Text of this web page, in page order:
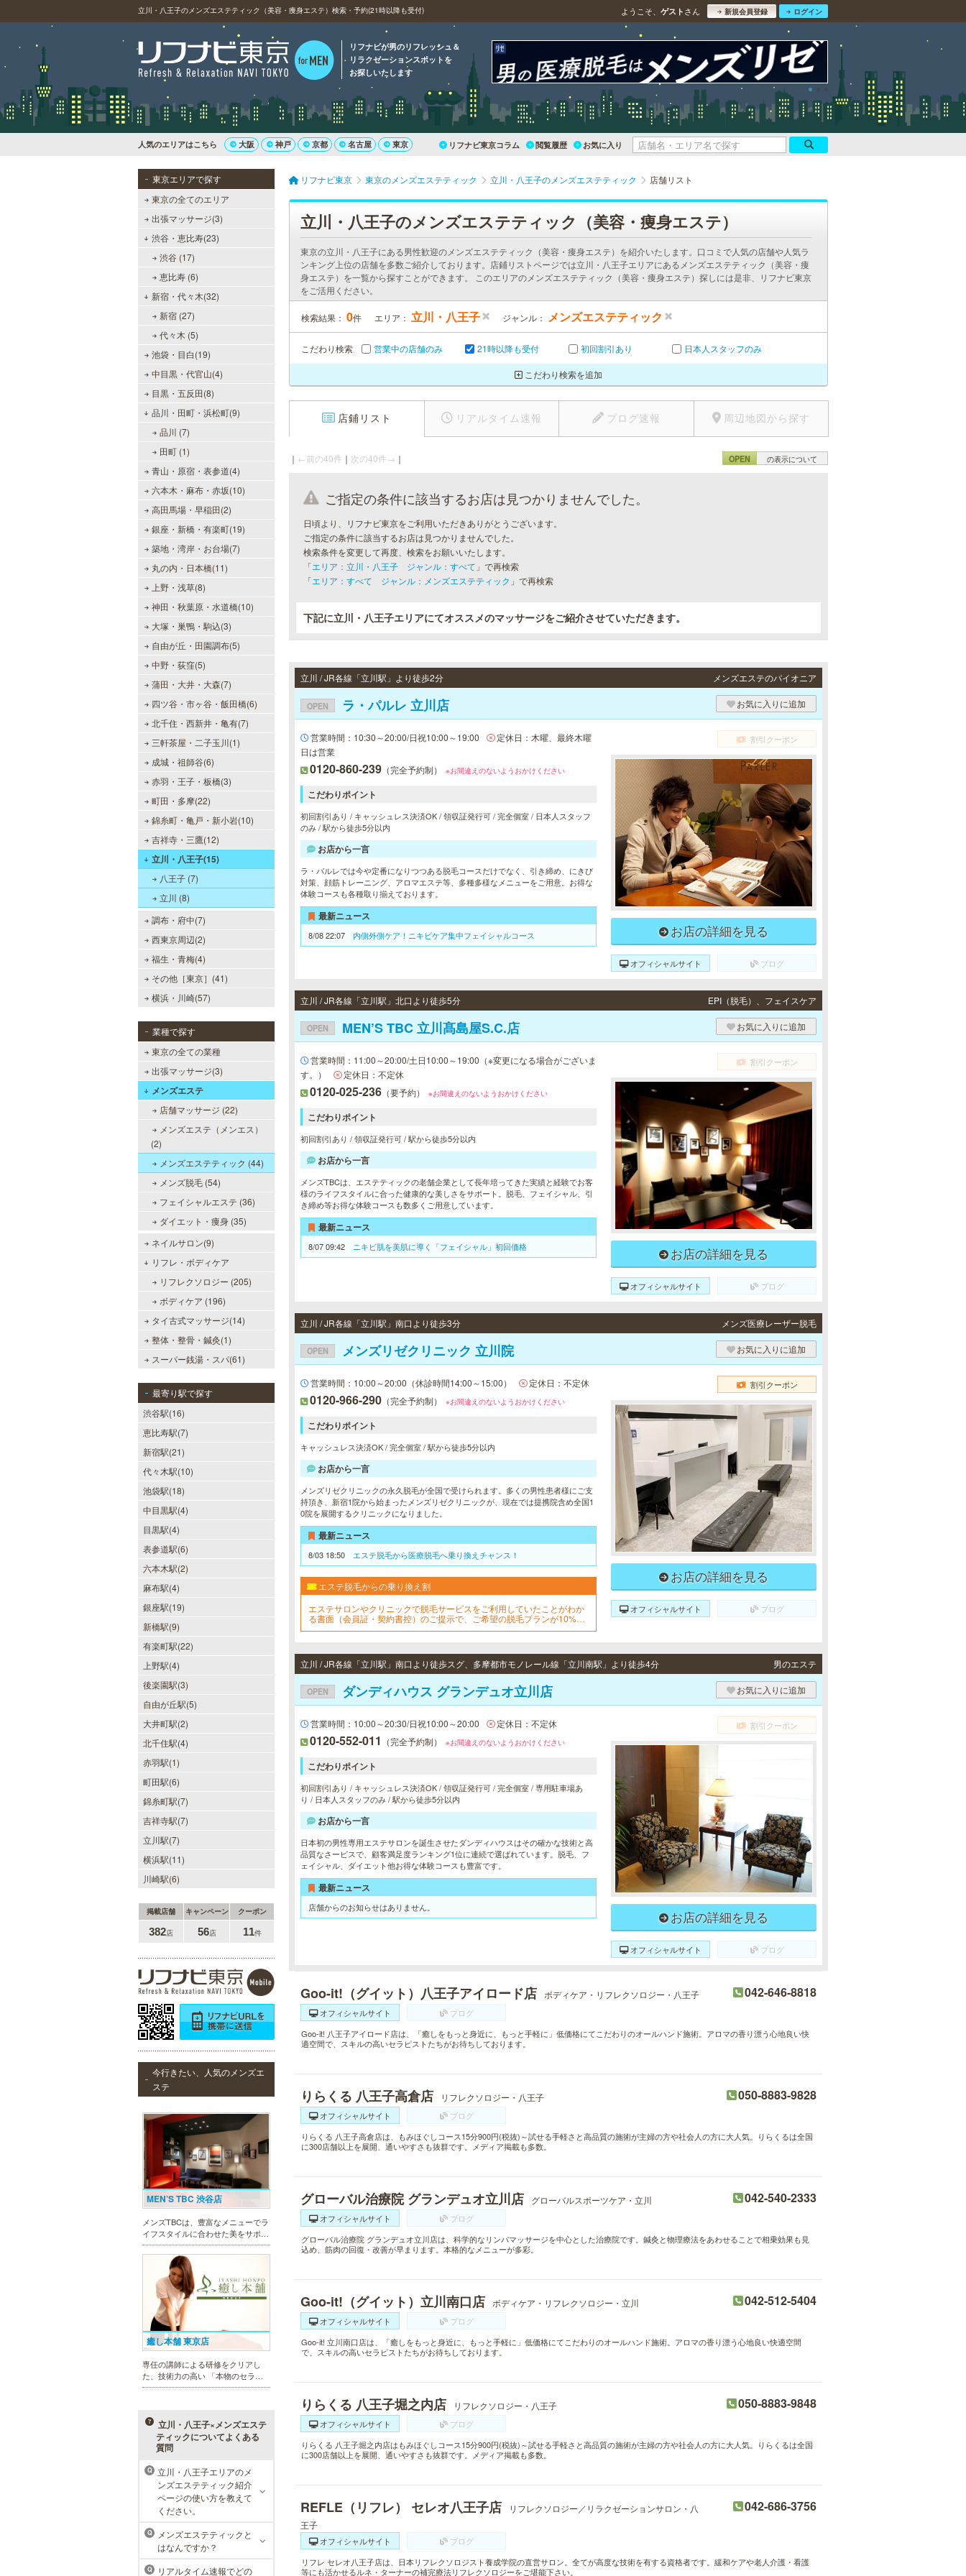
立川・八王子のメンズエステティック（美容・痩身エステ）検索・予約(21時以降も受付) ようこそ、 ゲスト さん 新規会員登録 ログイン
リフナビが男のリフレッシュ＆
リラクゼーションスポットを
お探しいたします
人気のエリアはこちら 大阪 神戸 京都 名古屋 東京 リフナビ東京コラム 閲覧履歴 お気に入り
東京エリアで探す
東京の全てのエリア
出張マッサージ(3)
渋谷・恵比寿(23)
渋谷 (17)
恵比寿 (6)
新宿・代々木(32)
新宿 (27)
代々木 (5)
池袋・目白(19)
中目黒・代官山(4)
目黒・五反田(8)
品川・田町・浜松町(9)
品川 (7)
田町 (1)
青山・原宿・表参道(4)
六本木・麻布・赤坂(10)
高田馬場・早稲田(2)
銀座・新橋・有楽町(19)
築地・湾岸・お台場(7)
丸の内・日本橋(11)
上野・浅草(8)
神田・秋葉原・水道橋(10)
大塚・巣鴨・駒込(3)
自由が丘・田園調布(5)
中野・荻窪(5)
蒲田・大井・大森(7)
四ツ谷・市ヶ谷・飯田橋(6)
北千住・西新井・亀有(7)
三軒茶屋・二子玉川(1)
成城・祖師谷(6)
赤羽・王子・板橋(3)
町田・多摩(22)
錦糸町・亀戸・新小岩(10)
吉祥寺・三鷹(12)
立川・八王子(15)
八王子 (7)
立川 (8)
調布・府中(7)
西東京周辺(2)
福生・青梅(4)
その他［東京］(41)
横浜・川崎(57)
業種で探す
東京の全ての業種
出張マッサージ(3)
メンズエステ
店舗マッサージ (22)
メンズエステ（メンエス）
(2)
メンズエステティック (44)
メンズ脱毛 (54)
フェイシャルエステ (36)
ダイエット・痩身 (35)
ネイルサロン(9)
リフレ・ボディケア
リフレクソロジー (205)
ボディケア (196)
タイ古式マッサージ(14)
整体・整骨・鍼灸(1)
スーパー銭湯・スパ(61)
最寄り駅で探す
渋谷駅(16)
恵比寿駅(7)
新宿駅(21)
代々木駅(10)
池袋駅(18)
中目黒駅(4)
目黒駅(4)
表参道駅(6)
六本木駅(2)
麻布駅(4)
銀座駅(19)
新橋駅(9)
有楽町駅(22)
上野駅(4)
後楽園駅(3)
自由が丘駅(5)
大井町駅(2)
北千住駅(4)
赤羽駅(1)
町田駅(6)
錦糸町駅(7)
吉祥寺駅(7)
立川駅(7)
横浜駅(11)
川崎駅(6)
掲載店舗 キャンペーン クーポン
382店 56店 11件
今行きたい、人気のメンズエ
ステ
MEN’S TBC 渋谷店
メンズTBCは、豊富なメニューでラ
イフスタイルに合わせた美をサポー
トします。今男性にも人気の脱毛、
フェイシャルケア、引き締め他、各
種お得な体験コースもご用意。老舗
ならではの技術と実績が人気のひみ
つです。
癒し本舗 東京店
専任の講師による研修をクリアし
た、技術力の高い 「本物のセラピ
スト」 のみ在籍しております。是
ラ・パルレ 池袋本店
ラ・パルレはそれぞれの男性のライ
フスタイルに合った豊富なメニュー
で、男性の美をサポート。第一印象
UPに貢献致します。脱毛や引き締
め、フェイシャル等、初めての方で
も安心の体験コースも多数ご用意。
立川・八王子×メンズエステ
ティックについてよくある
質問
Q
立川・八王子エリアのメ
ンズエステティック紹介
ページの使い方を教えて
ください。
Q
メンズエステティックと
はなんですか？
Q リアルタイム速報でどの
リフナビ東京 東京のメンズエステティック 立川・八王子のメンズエステティック 店舗リスト
立川・八王子のメンズエステティック（美容・痩身エステ）
東京の立川・八王子にある男性歓迎のメンズエステティック（美容・痩身エステ）を紹介いたします。口コミで人気の店舗や人気ラ
ンキング上位の店舗を多数ご紹介しております。店鋪リストページでは立川・八王子エリアにあるメンズエステティック（美容・痩
身エステ）を一覧から探すことができます。 このエリアのメンズエステティック（美容・痩身エステ）探しには是非、リフナビ東京
をご活用ください。
検索結果： 0件 エリア： 立川・八王子 ジャンル： メンズエステティック
こだわり検索 営業中の店舗のみ 21時以降も受付 初回割引あり 日本人スタッフのみ
こだわり検索を追加
店鋪リスト リアルタイム速報 ブログ速報 周辺地図から探す
｜ ←前の40件 ｜ 次の40件→ ｜ OPEN の表示について
ご指定の条件に該当するお店は見つかりませんでした。
日頃より、リフナビ東京をご利用いただきありがとうございます。
ご指定の条件に該当するお店は見つかりませんでした。
検索条件を変更して再度、検索をお願いいたします。
「エリア：立川・八王子 ジャンル：すべて 」で再検索
「エリア：すべて ジャンル：メンズエステティック 」で再検索
下記に立川・八王子エリアにてオススメのマッサージをご紹介させていただきます。
立川 / JR各線「立川駅」より徒歩2分 メンズエステのパイオニア
OPEN ラ・パルレ 立川店 お気に入りに追加
営業時間：10:30～20:00/日祝10:00～19:00
定休日：木曜、最終木曜
日は営業
0120-860-239 （完全予約制） ※お間違えのないようおかけください
こだわりポイント
初回割引あり / キャッシュレス決済OK / 領収証発行可 / 完全個室 / 日本人スタッフ
のみ / 駅から徒歩5分以内
お店から一言
ラ・パルレでは今や定番になりつつある脱毛コースだけでなく、引き締め、にきび
対策、顔筋トレーニング、アロマエステ等、多種多様なメニューをご用意。お得な
体験コースも各種取り揃えております。
最新ニュース
8/08 22:07 内側外側ケア！ニキビケア集中フェイシャルコース
割引クーポン
お店の詳細を見る
オフィシャルサイト ブログ
立川 / JR各線「立川駅」北口より徒歩5分 EPI（脱毛）、フェイスケア
OPEN MEN’S TBC 立川髙島屋S.C.店 お気に入りに追加
営業時間：11:00～20:00/土日10:00～19:00（※変更になる場合がございま
す。）
定休日：不定休
0120-025-236 （要予約） ※お間違えのないようおかけください
こだわりポイント
初回割引あり / 領収証発行可 / 駅から徒歩5分以内
お店から一言
メンズTBCは、エステティックの老舗企業として長年培ってきた実績と経験でお客
様のライフスタイルに合った健康的な美しさをサポート。脱毛、フェイシャル、引
き締め等お得な体験コースも数多くご用意しています。
最新ニュース
8/07 09:42 ニキビ肌を美肌に導く「フェイシャル」初回価格
割引クーポン
お店の詳細を見る
オフィシャルサイト ブログ
立川 / JR各線「立川駅」南口より徒歩3分 メンズ医療レーザー脱毛
OPEN メンズリゼクリニック 立川院 お気に入りに追加
営業時間：10:00～20:00（休診時間14:00～15:00） 定休日：不定休
0120-966-290 （完全予約制） ※お間違えのないようおかけください
こだわりポイント
キャッシュレス決済OK / 完全個室 / 駅から徒歩5分以内
お店から一言
メンズリゼクリニックの永久脱毛が全国で受けられます。多くの男性患者様にご支
持頂き、新宿1院から始まったメンズリゼクリニックが、現在では提携院含め全国1
0院を展開するクリニックになりました。
最新ニュース
8/03 18:50 エステ脱毛から医療脱毛へ乗り換えチャンス！
エステ脱毛からの乗り換え割
エステサロンやクリニックで脱毛サービスをご利用していたことがわか
る書面（会員証・契約書控）のご提示で、ご希望の脱毛プランが10%OF
Fでご契約可能！※1回、コース終了後1回は割引適用外※他割引と併用不
割引クーポン
お店の詳細を見る
オフィシャルサイト ブログ
立川 / JR各線「立川駅」南口より徒歩スグ、多摩都市モノレール線「立川南駅」より徒歩4分 男のエステ
OPEN ダンディハウス グランデュオ立川店 お気に入りに追加
営業時間：10:00～20:30/日祝10:00～20:00 定休日：不定休
0120-552-011 （完全予約制） ※お間違えのないようおかけください
こだわりポイント
初回割引あり / キャッシュレス決済OK / 領収証発行可 / 完全個室 / 専用駐車場あ
り / 日本人スタッフのみ / 駅から徒歩5分以内
お店から一言
日本初の男性専用エステサロンを誕生させたダンディハウスはその確かな技術と高
品質なさービスで、顧客満足度ランキング1位に連続で選ばれています。脱毛、フ
ェイシャル、ダイエット他お得な体験コースも豊富です。
最新ニュース
店舗からのお知らせはありません。
割引クーポン
お店の詳細を見る
オフィシャルサイト ブログ
Goo-it!（グイット）八王子アイロード店 ボディケア・リフレクソロジー・八王子 042-646-8818
オフィシャルサイト
ブログ
Goo-it! 八王子アイロード店は、「癒しをもっと身近に、もっと手軽に」低価格にてこだわりのオールハンド施術。アロマの香り漂う心地良い快
適空間で、スキルの高いセラピストたちがお待ちしております。
りらくる 八王子高倉店 リフレクソロジー・八王子 050-8883-9828
オフィシャルサイト
ブログ
りらくる 八王子高倉店は、もみほぐしコース15分900円(税抜)～試せる手軽さと高品質の施術が主婦の方や社会人の方に大人気。りらくるは全国
に300店舗以上を展開、通いやすさも抜群です。メディア掲載も多数。
グローバル治療院 グランデュオ立川店 グローバルスポーツケア・立川 042-540-2333
オフィシャルサイト
ブログ
グローバル治療院 グランデュオ立川店は、科学的なリンパマッサージを中心とした治療院です。鍼灸と物理療法をあわせることで相乗効果も見
込め、筋肉の回復・改善が早まります。本格的なメニューが多彩。
Goo-it!（グイット）立川南口店 ボディケア・リフレクソロジー・立川 042-512-5404
オフィシャルサイト
ブログ
Goo-it! 立川南口店は、「癒しをもっと身近に、もっと手軽に」低価格にてこだわりのオールハンド施術。アロマの香り漂う心地良い快適空間
で、スキルの高いセラピストたちがお待ちしております。
りらくる 八王子堀之内店 リフレクソロジー・八王子 050-8883-9848
オフィシャルサイト
ブログ
りらくる 八王子堀之内店はもみほぐしコース15分900円(税抜)～試せる手軽さと高品質の施術が主婦の方や社会人の方に大人気。りらくるは全国
に300店舗以上を展開、通いやすさも抜群です。メディア掲載も多数。
REFLE（リフレ） セレオ八王子店
リフレクソロジー／リラクゼーションサロン・八
王子
042-686-3756
オフィシャルサイト
ブログ
リフレ セレオ八王子店は、日本リフレクソロジスト養成学院の直営サロン。全てが高度な技術を有する資格者です。緩和ケアや老人介護・看護
等にも活かせるルネ・ターナーの補完療法リフレクソロジーをご堪能下さい。